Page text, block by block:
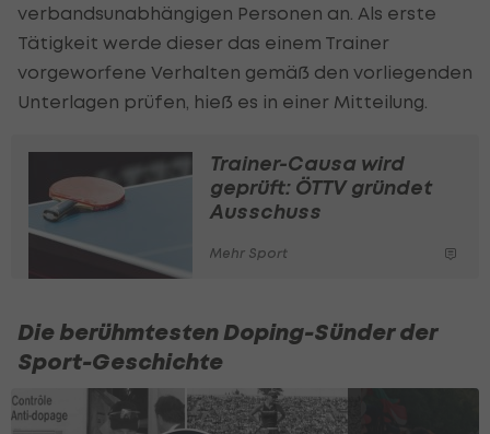
verbandsunabhängigen Personen an. Als erste
Tätigkeit werde dieser das einem Trainer
vorgeworfene Verhalten gemäß den vorliegenden
Unterlagen prüfen, hieß es in einer Mitteilung.
Trainer-Causa wird
geprüft: ÖTTV gründet
Ausschuss
Mehr Sport
Die berühmtesten Doping-Sünder der
Sport-Geschichte